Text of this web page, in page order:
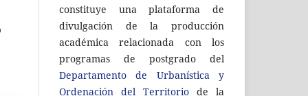
constituye una plataforma de
divulgación de la producción
académica relacionada con los
programas de postgrado del
Departamento de Urbanística y
Ordenación del Territorio de la